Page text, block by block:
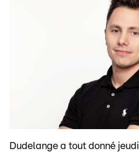
Dudelange a tout donné